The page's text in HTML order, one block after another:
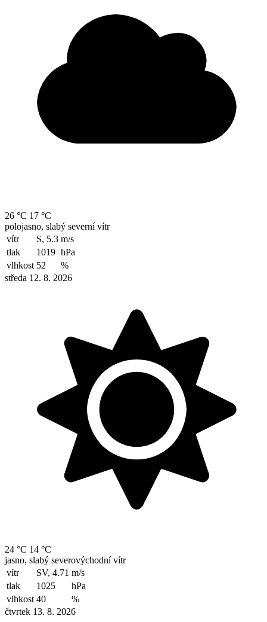
26 °C 17 °C
polojasno, slabý severní vítr
vítr
S, 5.3 m/s
tlak
1019 hPa
vlhkost 52
%
středa 12. 8. 2026
24 °C 14 °C
jasno, slabý severovýchodní vítr
vítr
SV, 4.71 m/s
tlak
1025
hPa
vlhkost 40
%
čtvrtek 13. 8. 2026